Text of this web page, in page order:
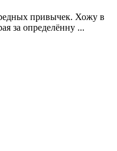
привычек. Хожу в
за определённу ...